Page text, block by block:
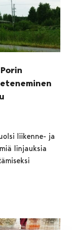
liikenne- ja
linjauksia